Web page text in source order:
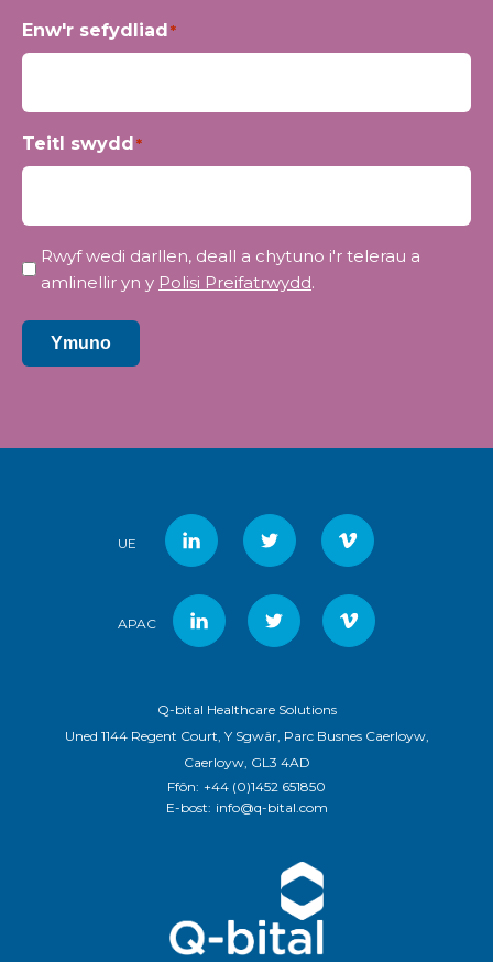
Enw'r sefydliad*
Teitl swydd*
Preifatrwydd*
Rwyf wedi darllen, deall a chytuno i'r telerau a
amlinellir yn y Polisi Preifatrwydd.
Ymuno
UE
APAC
Q-bital Healthcare Solutions
Uned 1144 Regent Court, Y Sgwâr, Parc Busnes Caerloyw,
Caerloyw, GL3 4AD
Ffôn: +44 (0)1452 651850
E-bost: info@q-bital.com